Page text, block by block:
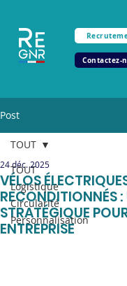
Contactez-
Post
TOUT
Logistique
Circularité
Personnalisation
TOUT
VÉLOS
RECONDITIONNÉS
STRATÉGIQUE
ENTREPRISE
24 déc. 2025